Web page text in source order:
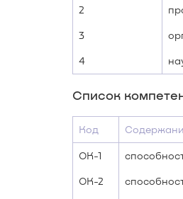
2
3
4
Список
Код
ОК-1
ОК-2